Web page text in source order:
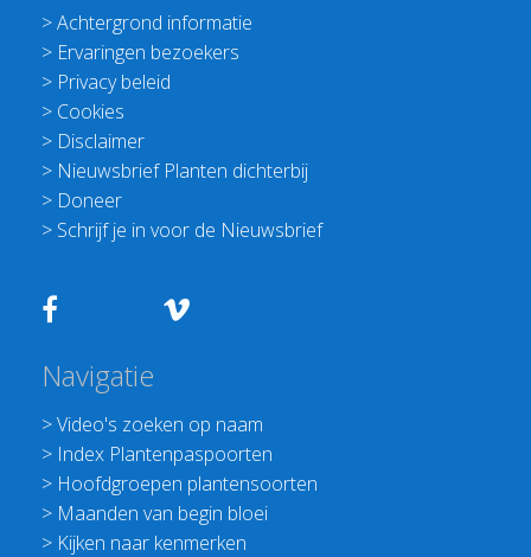
>Achtergrond informatie
> Ervaringen bezoekers
> Privacy beleid
> Cookies
> Disclaimer
> Nieuwsbrief Planten dichterbij
> Doneer
> Schrijf je in voor de Nieuwsbrief
Navigatie
>Video's zoeken op naam
> Index Plantenpaspoorten
> Hoofdgroepen plantensoorten
> Maanden van begin bloei
> Kijken naar kenmerken